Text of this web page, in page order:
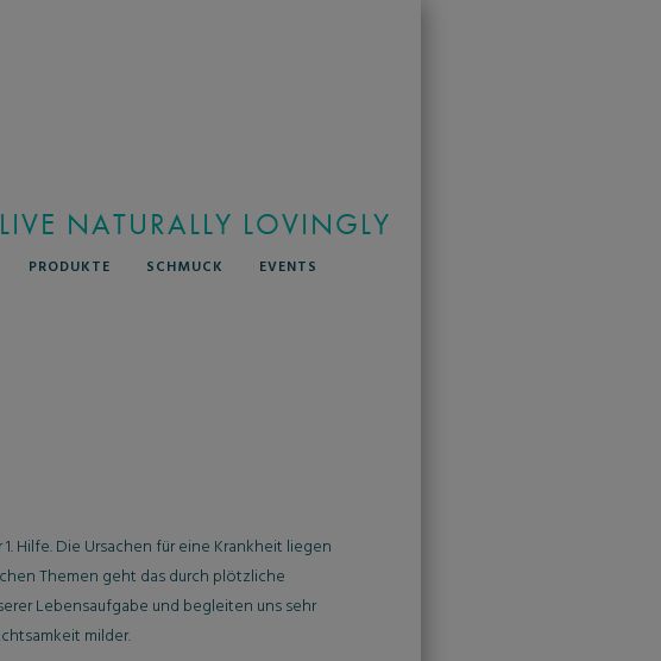
LIVE NATURALLY LOVINGLY
PRODUKTE SCHMUCK
EVENTS
Hilfe. Die Ursachen für eine Krankheit liegen
Themen geht das durch plötzliche
Lebensaufgabe und begleiten uns sehr
milder.